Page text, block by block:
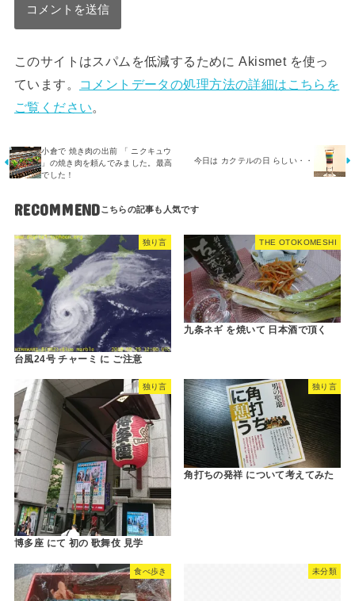
このサイトはスパムを低減するために Akismet を使っ
ています。
コメントデータの処理方法の詳細はこちらを
ご覧ください。
小倉で 焼き肉の出前 「 ニクキュウ
」の焼き肉を頼んでみました。最高
でした！
今日は カクテルの日 らしい・・
RECOMMEND
独り言
台風24号 チャーミ に ご注意
THE OTOKOMESHI
九条ネギ を焼いて 日本酒で頂く
独り言
博多座 にて 初の 歌舞伎 見学
独り言
角打ちの発祥 について考えてみた
食べ歩き 未分類